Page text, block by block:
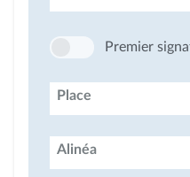
Premier
Place
Alinéa